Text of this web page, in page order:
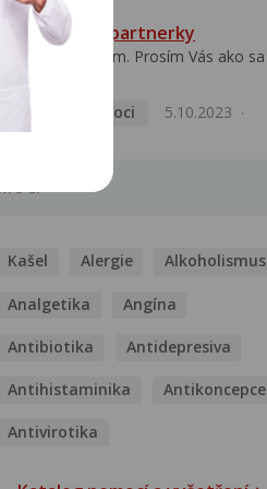
HPV typ 52 u partnerky
Dobrý deň prajem. Prosím Vás ako sa
Pohlavní nemoci
5.10.2023
Kašel Alergie Alkoholismus
Analgetika Angína
Antibiotika Antidepresiva
Antihistaminika Antikoncepce
Antivirotika